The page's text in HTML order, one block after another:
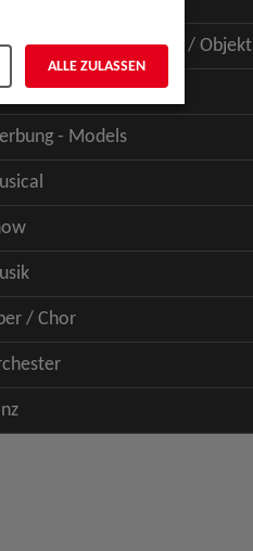
- Figur / Puppe / Objekt
- Talents
- Models
/ Chor
ALLE ZULASSEN